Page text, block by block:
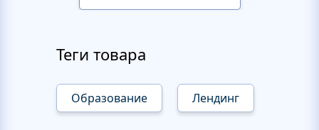
Теги товара
Образование Лендинг